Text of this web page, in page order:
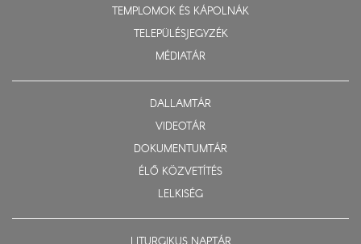
TEMPLOMOK ÉS KÁPOLNÁK
TELEPÜLÉSJEGYZÉK
MÉDIATÁR
DALLAMTÁR
VIDEOTÁR
DOKUMENTUMTÁR
ÉLŐ KÖZVETÍTÉS
LELKISÉG